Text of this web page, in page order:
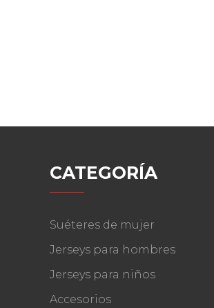
CATEGORÍA
Suéteres de mujer
Jerseys para hombres
Jerseys para niños
Accesorios